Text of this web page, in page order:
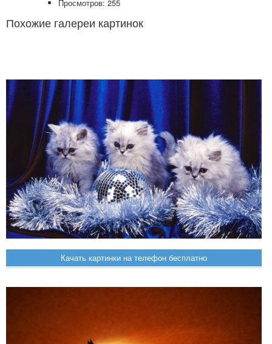
Просмотров: 255
Похожие галереи картинок
Качать картинки на телефон бесплатно